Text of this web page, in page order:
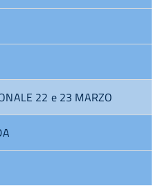
22 e 23 MARZO